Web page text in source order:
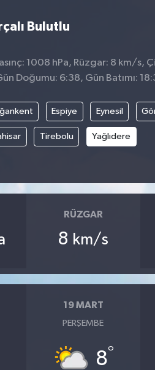
Bulutlu
1008 hPa, Rüzgar: 8 km/s,
Doğumu: 6:38, Gün Batımı:
Espiye Eynesil
Tirebolu Yağlıdere
RÜZGAR
8 km/s
19 MART
PERŞEMBE
8°